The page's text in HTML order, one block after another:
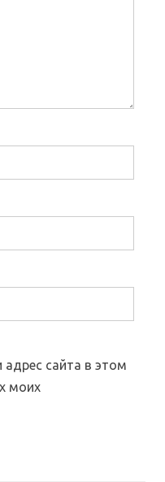
сайта в этом
моих